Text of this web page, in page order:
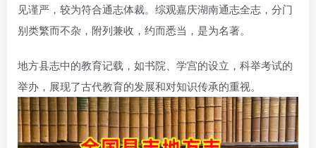
见谨严，较为符合通志体裁。综观嘉庆湖南通志全志，分门
别类繁而不杂，附列兼收，约而悉当，是为名著。
地方县志中的教育记载，如书院、学宫的设立，科举考试的
举办，展现了古代教育的发展和对知识传承的重视。